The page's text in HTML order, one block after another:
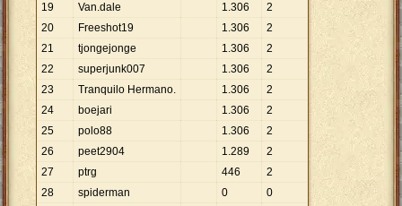
19
Van.dale 1.306
2
20
Freeshot19 1.306
2
21
tjongejonge 1.306
2
22
superjunk007 1.306
2
23
Tranquilo Hermano. 1.306
2
24
boejari 1.306
2
25
polo88 1.306
2
26
peet2904 1.289
2
27
ptrg 446
2
28
spiderman 0 0